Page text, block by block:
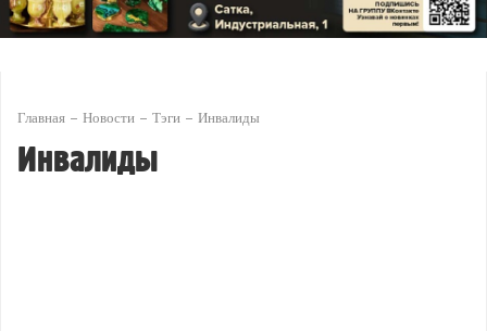
Главная Новости Тэги Инвалиды
Инвалиды